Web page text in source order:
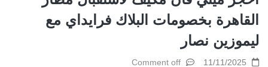
القاهرة بخصومات البلاك فرايداي مع
ليموزين نصار
11/11/2025
Comment off